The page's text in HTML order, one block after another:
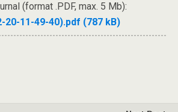
(format .PDF, max. 5 Mb):
20-11-49-40).pdf (787 kB)